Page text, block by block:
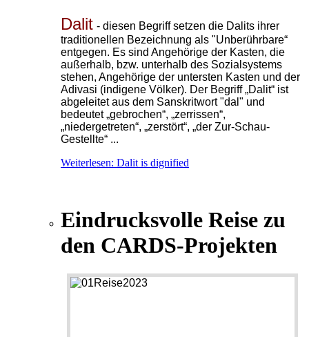
Dalit - diesen Begriff setzen die Dalits ihrer
traditionellen Bezeichnung als "Unberührbare“
entgegen. Es sind Angehörige der Kasten, die
außerhalb, bzw. unterhalb des Sozialsystems
stehen, Angehörige der untersten Kasten und der
Adivasi (indigene Völker). Der Begriff „Dalit“ ist
abgeleitet aus dem Sanskritwort "dal" und
bedeutet „gebrochen“, „zerrissen“,
„niedergetreten“, „zerstört“, „der Zur-Schau-
Gestellte“ ...
Weiterlesen: Dalit is dignified
Eindrucksvolle Reise zu
den CARDS-Projekten